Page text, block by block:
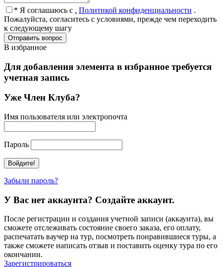
* Я соглашаюсь с . Политикой конфиденциальности .
Пожалуйста, согласитесь с условиями, прежде чем переходить
к следующему шагу
В избранное
Для добавления элемента в избранное требуется
учетная запись
Уже Член Клуба?
Имя пользователя или электропочта
Пароль
Забыли пароль?
У Вас нет аккаунта? Создайте аккаунт.
После регистрации и создания учетной записи (аккаунта), вы
сможете отслеживать состояние своего заказа, его оплату,
распечатать ваучер на тур, посмотреть понравившиеся туры, а
также сможете написать отзыв и поставить оценку тура по его
окончании.
Зарегистрироваться